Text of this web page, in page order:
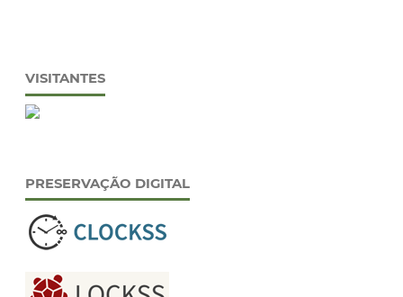
VISITANTES
PRESERVAÇÃO DIGITAL